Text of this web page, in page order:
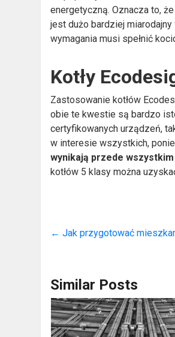
energetyczną. Oznacza to,
jest dużo bardziej
wymagania musi spełnić
Kotły
Zastosowanie kotłów
obie te kwestie są bardzo
certyfikowanych urządzeń,
w interesie wszystkich,
wynikają przede
kotłów 5 klasy można
← Jak przygotować
Similar Posts